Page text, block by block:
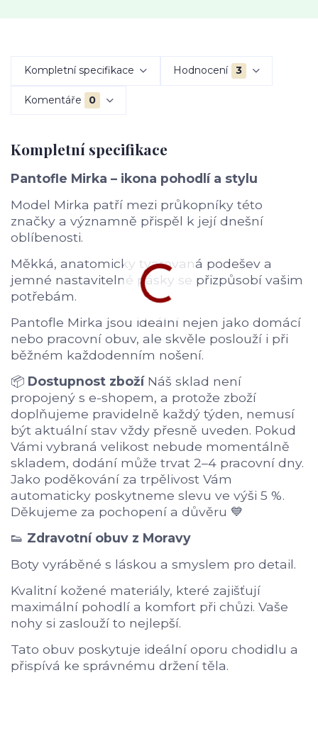
Kompletní specifikace Hodnocení 3
Komentáře 0
Kompletní specifikace
Pantofle Mirka – ikona pohodlí a stylu
Model Mirka patří mezi průkopníky této
značky a významně přispěl k její dnešní
oblíbenosti.
Měkká, anatomicky tvarovaná podešev a
jemné nastavitelné pásky se přizpůsobí vašim
potřebám.
Pantofle Mirka jsou ideální nejen jako domácí
nebo pracovní obuv, ale skvěle poslouží i při
běžném každodenním nošení.
📦 Dostupnost zbožíNáš sklad není
propojený s e-shopem, a protože zboží
doplňujeme pravidelně každý týden, nemusí
být aktuální stav vždy přesně uveden. Pokud
Vámi vybraná velikost nebude momentálně
skladem, dodání může trvat 2–4 pracovní dny.
Jako poděkování za trpělivost Vám
automaticky poskytneme slevu ve výši 5 %.
Děkujeme za pochopení a důvěru 💙
👟 Zdravotní obuv z Moravy
Boty vyráběné s láskou a smyslem pro detail.
Kvalitní kožené materiály, které zajišťují
maximální pohodlí a komfort při chůzi. Vaše
nohy si zaslouží to nejlepší.
Tato obuv poskytuje ideální oporu chodidlu a
přispívá ke správnému držení těla.